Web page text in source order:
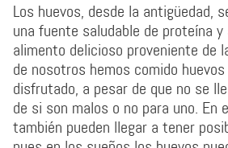
Los huevos, desde la antigüedad,
una fuente saludable de proteína
alimento delicioso proveniente de
de nosotros hemos comido
disfrutado, a pesar de que no se
de si son malos o no para uno. En
también pueden llegar a tener